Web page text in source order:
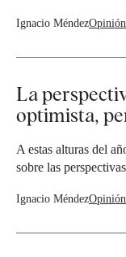
Ignacio MéndezOpinión
La
optimista,
A estas alturas del
sobre las
Ignacio MéndezOpinión